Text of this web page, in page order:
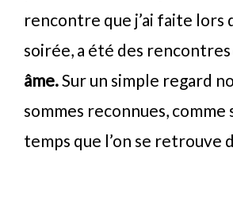
rencontre que j’ai faite lors
soirée, a été des rencontres
âme.Sur un simple regard
sommes reconnues, comme
temps que l’on se retrouve